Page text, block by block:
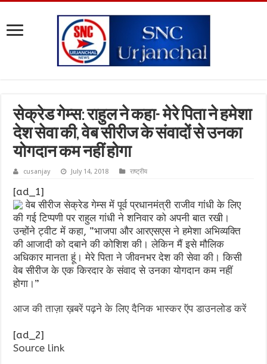
सेक्रेड गेम्स: राहुल ने कहा- मेरे पिता ने हमेशा
देश सेवा की, वेब सीरीज के संवादों से उनका
योगदान कम नहीं होगा
cusanjay July 14, 2018 राष्ट्रीय
[ad_1]
वेब सीरीज सेक्रेड गेम्स में पूर्व प्रधानमंत्री राजीव गांधी के लिए
की गई टिप्पणी पर राहुल गांधी ने शनिवार को अपनी बात रखी।
उन्होंने ट्वीट में कहा, ”भाजपा और आरएसएस ने हमेशा अभिव्यक्ति
की आजादी को दबाने की कोशिश की। लेकिन मैं इसे मौलिक
अधिकार मानता हूं। मेरे पिता ने जीवनभर देश की सेवा की। किसी
वेब सीरीज के एक किरदार के संवाद से उनका योगदान कम नहीं
होगा।”
आज की ताज़ा ख़बरें पढ़ने के लिए दैनिक भास्कर ऍप डाउनलोड करें
[ad_2]
Source link